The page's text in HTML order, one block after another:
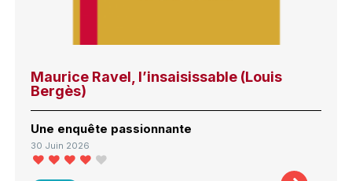
Maurice Ravel, l’insaisissable (Louis
Bergès)
Une enquête passionnante
30 Juin 2026